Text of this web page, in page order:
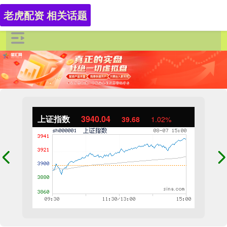
上证指数 3940.04 39.68 1.02%
老虎配资 相关话题